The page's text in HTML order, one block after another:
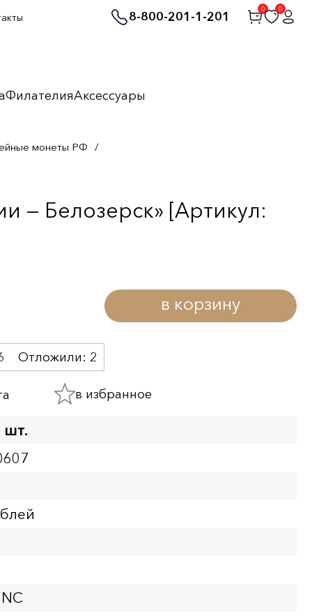
8-800-201-1-201
0 0
ФилателияАксессуары
монеты РФ /
— Белозерск» [Артикул:
в корзину
Отложили: 2
в избранное
шт.